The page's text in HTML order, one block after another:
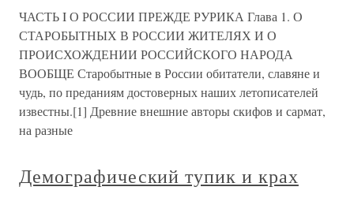
ЧАСТЬ I О РОССИИ ПРЕЖДЕ РУРИКА Глава 1. О
СТАРОБЫТНЫХ В РОССИИ ЖИТЕЛЯХ И О
ПРОИСХОЖДЕНИИ РОССИЙСКОГО НАРОДА
ВООБЩЕ Старобытные в России обитатели, славяне и
чудь, по преданиям достоверных наших летописателей
известны.[1] Древние внешние авторы скифов и сармат,
на разные
Демографический тупик и крах